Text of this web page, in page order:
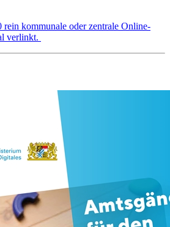
rein kommunale oder zentrale Online-
verlinkt.